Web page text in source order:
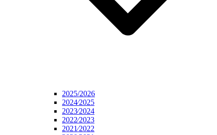
2025/2026
2024⁄2025
2023⁄2024
2022⁄2023
2021⁄2022